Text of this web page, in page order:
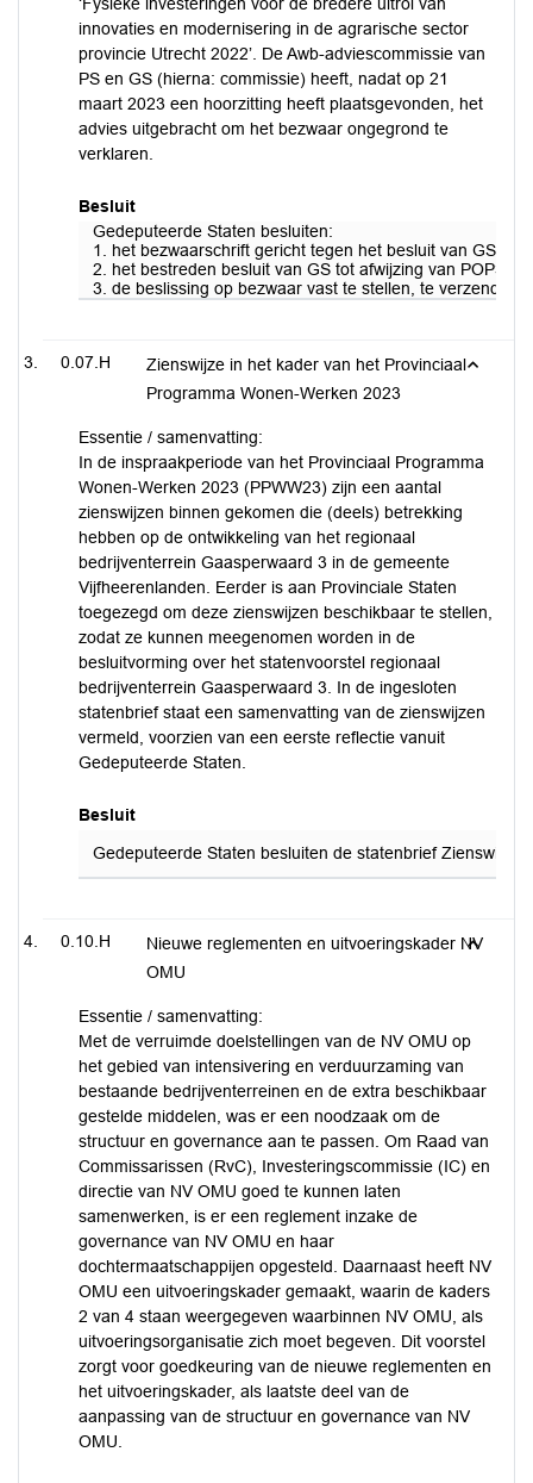
innovaties en modernisering in de agrarische sector
provincie Utrecht 2022’. De Awb-adviescommissie van
PS en GS (hierna: commissie) heeft, nadat op 21
maart 2023 een hoorzitting heeft plaatsgevonden, het
advies uitgebracht om het bezwaar ongegrond te
verklaren.
Besluit
Gedeputeerde Staten besluiten:
1. het bezwaarschrift gericht tegen het besluit van GS,
2. het bestreden besluit van GS tot afwijzing van POP3
3. de beslissing op bezwaar vast te stellen, te verzenden
0.07.H
Zienswijze in het kader van het Provinciaal
Programma Wonen-Werken 2023
Essentie / samenvatting:
In de inspraakperiode van het Provinciaal Programma
Wonen-Werken 2023 (PPWW23) zijn een aantal
zienswijzen binnen gekomen die (deels) betrekking
hebben op de ontwikkeling van het regionaal
bedrijventerrein Gaasperwaard 3 in de gemeente
Vijfheerenlanden. Eerder is aan Provinciale Staten
toegezegd om deze zienswijzen beschikbaar te stellen,
zodat ze kunnen meegenomen worden in de
besluitvorming over het statenvoorstel regionaal
bedrijventerrein Gaasperwaard 3. In de ingesloten
statenbrief staat een samenvatting van de zienswijzen
vermeld, voorzien van een eerste reflectie vanuit
Gedeputeerde Staten.
Besluit
Gedeputeerde Staten besluiten de statenbrief
0.10.H
Nieuwe reglementen en uitvoeringskader NV
OMU
Essentie / samenvatting:
Met de verruimde doelstellingen van de NV OMU op
het gebied van intensivering en verduurzaming van
bestaande bedrijventerreinen en de extra beschikbaar
gestelde middelen, was er een noodzaak om de
structuur en governance aan te passen. Om Raad van
Commissarissen (RvC), Investeringscommissie (IC) en
directie van NV OMU goed te kunnen laten
samenwerken, is er een reglement inzake de
governance van NV OMU en haar
dochtermaatschappijen opgesteld. Daarnaast heeft NV
OMU een uitvoeringskader gemaakt, waarin de kaders
2 van 4 staan weergegeven waarbinnen NV OMU, als
uitvoeringsorganisatie zich moet begeven. Dit voorstel
zorgt voor goedkeuring van de nieuwe reglementen en
het uitvoeringskader, als laatste deel van de
aanpassing van de structuur en governance van NV
OMU.